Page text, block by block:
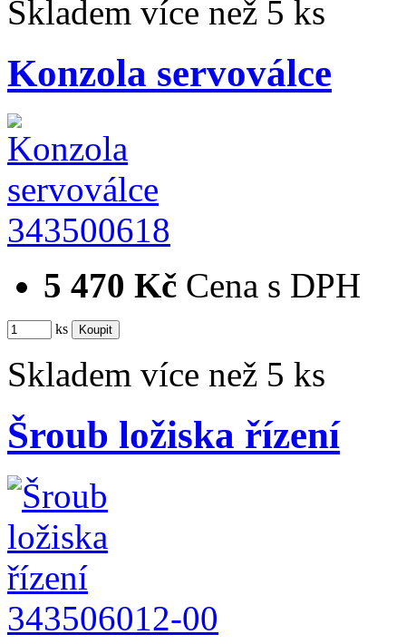
Skladem více než 5 ks
Konzola servoválce
343500618
5 470 Kč Cena s DPH
ks
Skladem více než 5 ks
Šroub ložiska řízení
343506012-00